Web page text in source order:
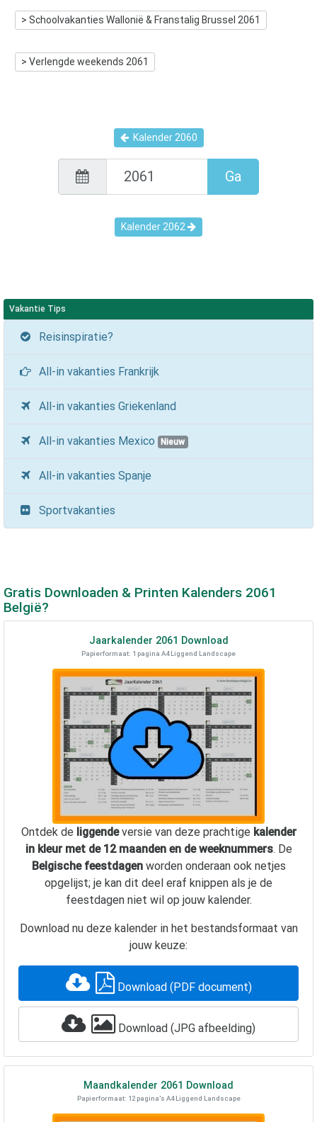
> Schoolvakanties Wallonië & Franstalig Brussel 2061
> Verlengde weekends 2061
Kalender 2060
Ga
Kalender 2062
Vakantie Tips
Reisinspiratie?
All-in vakanties Frankrijk
All-in vakanties Griekenland
All-in vakanties Mexico Nieuw
All-in vakanties Spanje
Sportvakanties
Gratis Downloaden & Printen Kalenders 2061
België?
Jaarkalender 2061 Download
Papierformaat: 1 pagina A4 Liggend Landscape
Ontdek de liggendeversie van deze prachtige kalender
in kleur met de 12 maanden en de weeknummers. De
Belgische feestdagenworden onderaan ook netjes
opgelijst; je kan dit deel eraf knippen als je de
feestdagen niet wil op jouw kalender.
Download nu deze kalender in het bestandsformaat van
jouw keuze:
Download (PDF document)
Download (JPG afbeelding)
Maandkalender 2061 Download
Papierformaat: 12 pagina's A4 Liggend Landscape